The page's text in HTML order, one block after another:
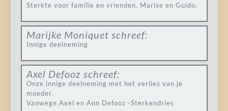
Sterkte voor familie en vrienden. Marise en Guido.
Marijke Moniquet schreef:
Innige deelneming
Axel Defooz schreef:
Onze innige deelneming met het verlies van je
moeder.
Vanwege Axel en Ann Defooz -Sterkendries